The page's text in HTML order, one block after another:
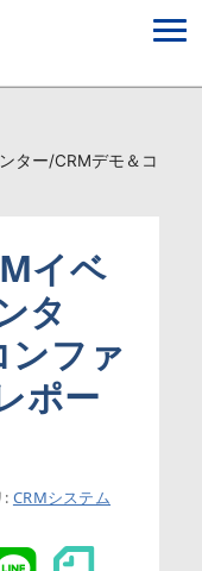
ター/CRMデモ＆コ
イベ
タ
ンファ
ポー
: CRMシステム